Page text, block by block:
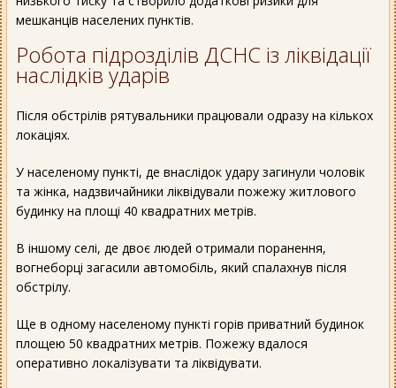
мешканців населених пунктів.
Робота підрозділів ДСНС із ліквідації
наслідків ударів
Після обстрілів рятувальники працювали одразу на кількох
локаціях.
У населеному пункті, де внаслідок удару загинули чоловік
та жінка, надзвичайники ліквідували пожежу житлового
будинку на площі 40 квадратних метрів.
В іншому селі, де двоє людей отримали поранення,
вогнеборці загасили автомобіль, який спалахнув після
обстрілу.
Ще в одному населеному пункті горів приватний будинок
площею 50 квадратних метрів. Пожежу вдалося
оперативно локалізувати та ліквідувати.